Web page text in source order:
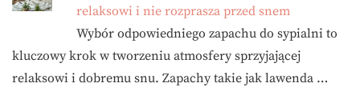
relaksowi i nie rozprasza przed snem
Wybór odpowiedniego zapachu do sypialni to
kluczowy krok w tworzeniu atmosfery sprzyjającej
relaksowi i dobremu snu. Zapachy takie jak lawenda …